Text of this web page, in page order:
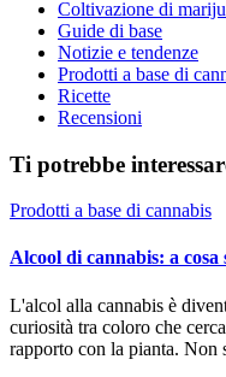
Coltivazione di
Guide di base
Notizie e tendenze
Prodotti a base di
Ricette
Recensioni
Ti potrebbe
Prodotti a base di cannabis
Alcool di cannabis: a cosa
L'alcol alla cannabis è
curiosità tra coloro che
rapporto con la pianta. Non